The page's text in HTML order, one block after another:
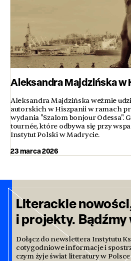
Aleksandra Majdzińska w
Aleksandra Majdzińska weźmie
autorskich w Hiszpanii w ramach
wydania "Szalom bonjour Odessa".
tournée, które odbywa się przy
Instytut Polski w Madrycie.
23 marca 2026
Literackie
i projekty.
Dołącz do newslettera Instytutu
cotygodniowe informacje i
czym żyje świat literatury w